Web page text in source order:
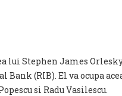
lui Stephen James
Bank (RIB). El va ocupa
si Radu Vasilescu.